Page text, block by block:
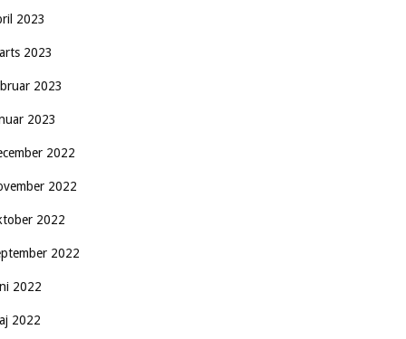
2023
2023
2023
2023
2022
2022
2022
2022
2022
2022